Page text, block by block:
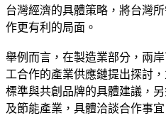
台灣經濟的具體策略，將台灣
作更有利的局面。
舉例而言，在製造業部分，兩
工合作的產業供應鏈提出探討
標準與共創品牌的具體建議，
及節能產業，具體洽談合作事